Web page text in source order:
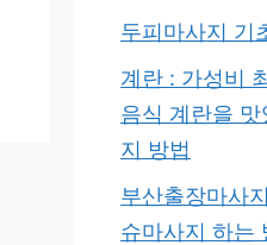
두피마사지 기
계란 : 가성비
음식 계란을
지 방법
부산출장마사
슈마사지 하는